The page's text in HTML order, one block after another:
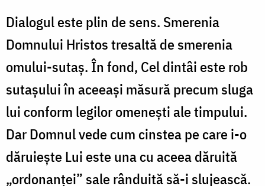
Dialogul este plin de sens. Smerenia
Domnului Hristos tresaltă de smerenia
omului-sutaș. În fond, Cel dintâi este rob
sutașului în aceeași măsură precum sluga
lui conform legilor omenești ale timpului.
Dar Domnul vede cum cinstea pe care i-o
dăruiește Lui este una cu aceea dăruită
„ordonanței” sale rânduită să-i slujească.